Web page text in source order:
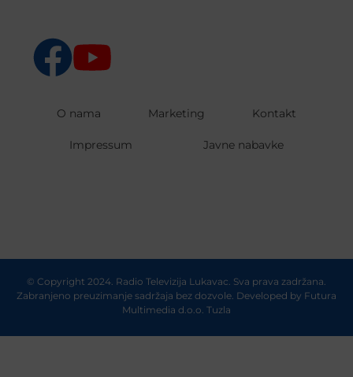
O nama Marketing Kontakt
Impressum Javne nabavke
© Copyright 2024. Radio Televizija Lukavac. Sva prava zadržana.
Zabranjeno preuzimanje sadržaja bez dozvole. Developed by Futura
Multimedia d.o.o. Tuzla